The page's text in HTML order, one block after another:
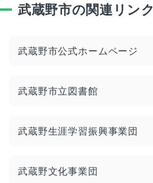
武蔵野市の関連リンク
武蔵野市公式ホームページ
武蔵野市立図書館
武蔵野生涯学習振興事業団
武蔵野文化事業団